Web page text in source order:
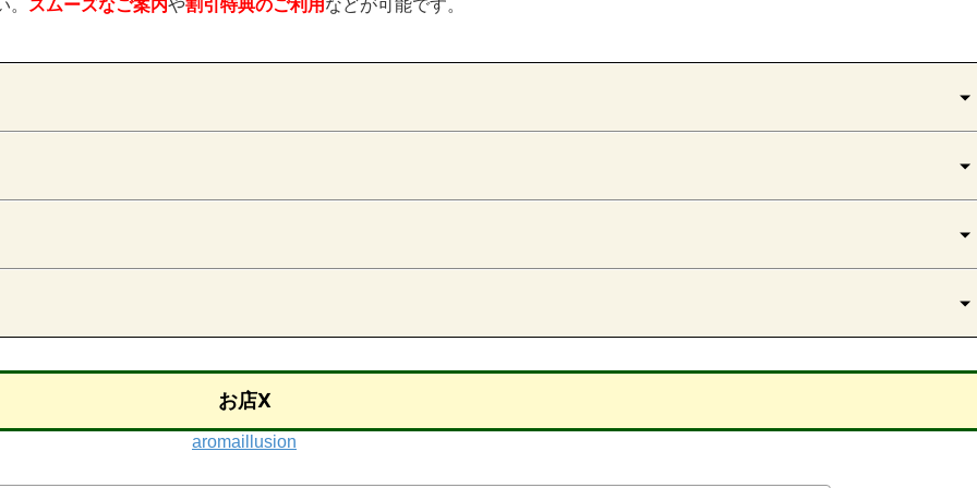
スムーズなご案内や割引特典のご利用 などが可能です。
お店X
aromaillusion